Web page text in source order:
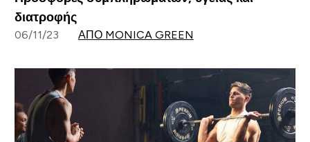
διατροφής
06/11/23 ΑΠΌ MONICA GREEN